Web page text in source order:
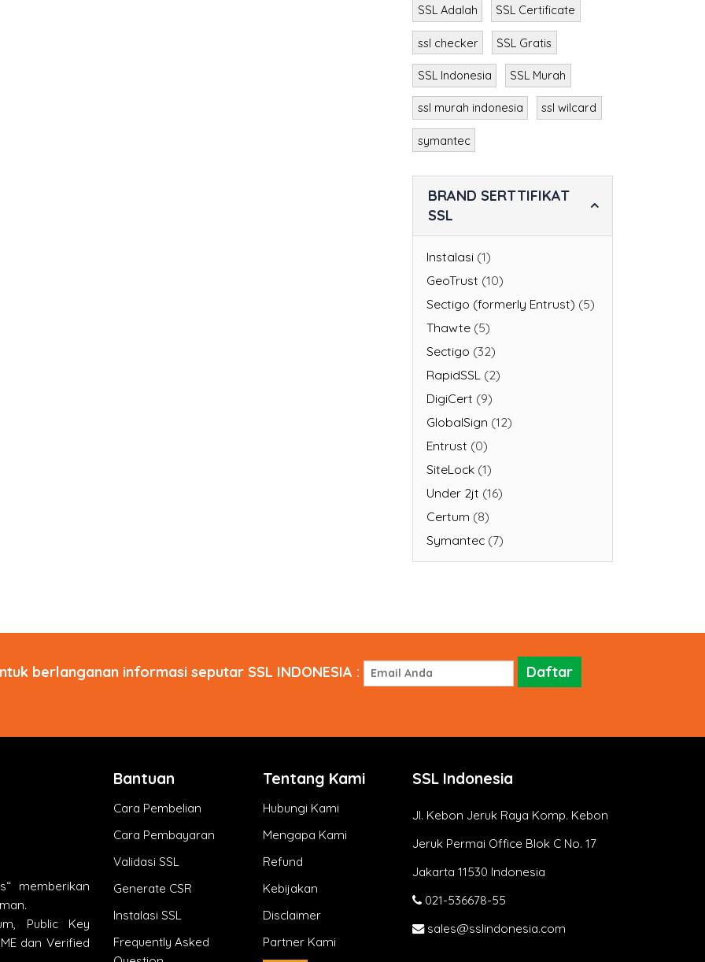
SHA 2 SHA 256 SSL
SSL Adalah SSL Certificate
ssl checker SSL Gratis
SSL Indonesia SSL Murah
ssl murah indonesia
BRAND SERTTIFIKAT
SSL
Instalasi (1)
GeoTrust (10)
Sectigo (formerly Entrust)
Thawte (5)
Sectigo (32)
RapidSSL (2)
DigiCert (9)
GlobalSign
Entrust (0)
SiteLock (1)
Under 2jt (16)
Certum (8)
Symantec (7)
berlanganan informasi seputar SSL INDONESIA :
memberikan
Public Key
dan Verified
Bantuan
Cara Pembelian
Cara Pembayaran
Validasi SSL
Generate CSR
Instalasi SSL
Frequently Asked
Tentang Kami
Hubungi Kami
Mengapa Kami
Refund
Kebijakan
Disclaimer
Partner Kami
SSL Indonesia
Jl. Kebon Jeruk Raya Komp. Kebon
Jeruk Permai Office Blok C No. 17
Jakarta 11530 Indonesia
021-536678-55
sales@sslindonesia.com